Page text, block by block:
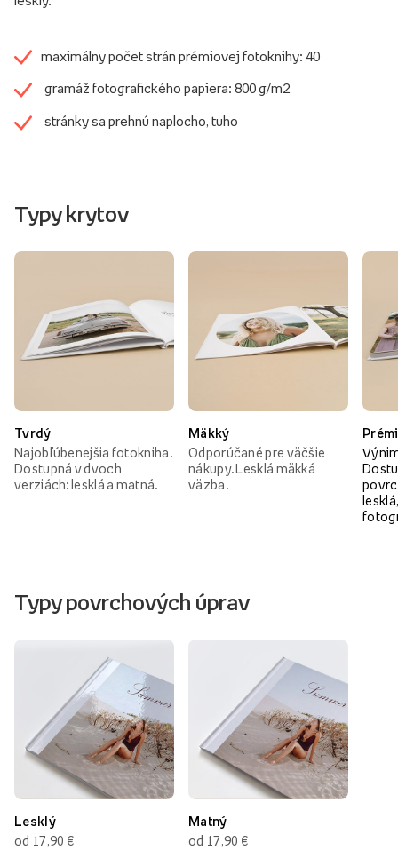
maximálny počet strán prémiovej fotoknihy: 40
gramáž fotografického papiera: 800 g/m2
stránky sa prehnú naplocho, tuho
Typy krytov
Tvrdý
Najobľúbenejšia fotokniha.
Dostupná v dvoch
verziách: lesklá a matná.
Mäkký
Odporúčané pre väčšie
nákupy. Lesklá mäkká
väzba.
Typy povrchových úprav
Lesklý
od 17,90 €
Matný
od 17,90 €